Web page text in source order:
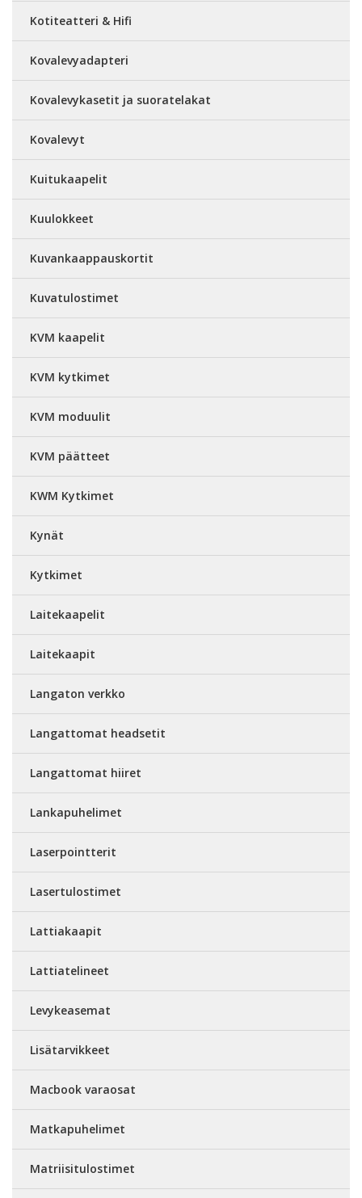
Kotiteatteri & Hifi
Kovalevyadapteri
Kovalevykasetit ja suoratelakat
Kovalevyt
Kuitukaapelit
Kuulokkeet
Kuvankaappauskortit
Kuvatulostimet
KVM kaapelit
KVM kytkimet
KVM moduulit
KVM päätteet
KWM Kytkimet
Kynät
Kytkimet
Laitekaapelit
Laitekaapit
Langaton verkko
Langattomat headsetit
Langattomat hiiret
Lankapuhelimet
Laserpointterit
Lasertulostimet
Lattiakaapit
Lattiatelineet
Levykeasemat
Lisätarvikkeet
Macbook varaosat
Matkapuhelimet
Matriisitulostimet